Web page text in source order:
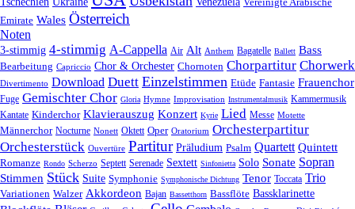
Emirate Wales Österreich
Noten
3-stimmig 4-stimmig A-Cappella Air Alt Anthem Bagatelle Ballett Bass
Bearbeitung Capriccio Chor & Orchester Chornoten Chorpartitur Chorwerk
Divertimento Download Duett Einzelstimmen Etüde Fantasie Frauenchor
Fuge Gemischter Chor Gloria Hymne Improvisation Instrumentalmusik Kammermusik
Kantate Kinderchor Klavierauszug Konzert Kyrie Lied Messe Motette
Männerchor Nocturne Nonett Oktett Oper Oratorium Orchesterpartitur
Orchesterstück Ouvertüre Partitur Präludium Psalm Quartett Quintett
Romanze Rondo Scherzo Septett Serenade Sextett Sinfonietta Solo Sonate Sopran
Stimmen Stück Suite Symphonie Symphonische Dichtung Tenor Toccata Trio
Variationen Walzer Akkordeon Bajan Bassetthorn Bassflöte Bassklarinette